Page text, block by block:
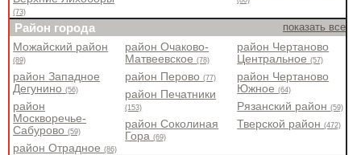
(73)
Район города показать все
Можайский район
(89)
район Западное
Дегунино(56)
район
Москворечье-
Сабурово(59)
район Отрадное(86)
район Очаково-
Матвеевское(78)
район Перово(77)
район Печатники
(153)
район Соколиная
Гора(69)
район Чертаново
Центральное(57)
район Чертаново
Южное(64)
Рязанский район(59)
Тверской район(472)